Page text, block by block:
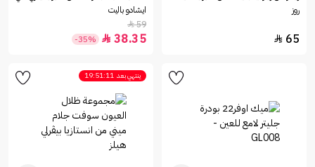
روز
65

ايشادو باليت
59

38.35

-35%
ينتهي بعد 19:51:11